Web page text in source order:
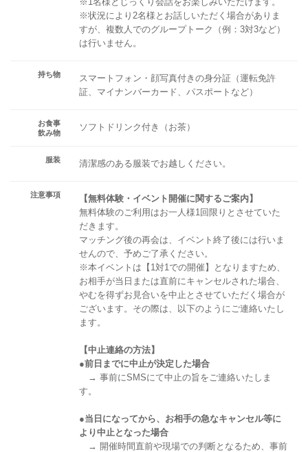
※状況により2名様とお話しいただく場合がありま
すが、複数人でのグループトーク（例：3対3など）
は行いません。
持ち物
スマートフォン・顔写真付きの身分証（運転免許
証、マイナンバーカード、パスポートなど）
お食事
飲み物
ソフトドリンク付き（お茶）
服装 清潔感のある服装でお越しください。
注意事項
【無料体験・イベント開催に関するご案内】
無料体験のご利用はお一人様1回限りとさせていた
だきます。
マッチング後の再会は、イベント終了後には行いま
せんので、予めご了承ください。
※本イベントは【1対1での開催】となりますため、
お相手が当日または直前にキャンセルされた場合、
やむを得ずお見合いを中止とさせていただく場合が
ございます。その際は、以下のようにご連絡いたし
ます。
【中止連絡の方法】
●前日までに中止が決定した場合
→ 事前にSMSにて中止の旨をご連絡いたしま
す。
●当日になってから、お相手の急なキャンセル等に
より中止となった場合
→ 開催時間直前や現場での判断となるため、事前